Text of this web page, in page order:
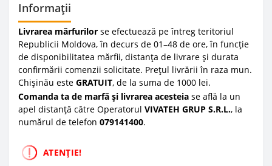
Informații
Livrarea mărfurilor se efectuează pe întreg teritoriul
Republicii Moldova, în decurs de 01–48 de ore, în funcție
de disponibilitatea mărfii, distanța de livrare și durata
confirmării comenzii solicitate. Prețul livrării în raza mun.
Chișinău este GRATUIT, de la suma de 1000 lei.
Comanda ta de marfă și livrarea acesteia se află la un
apel distanță către Operatorul VIVATEH GRUP S.R.L., la
numărul de telefon 079141400.
ATENȚIE!